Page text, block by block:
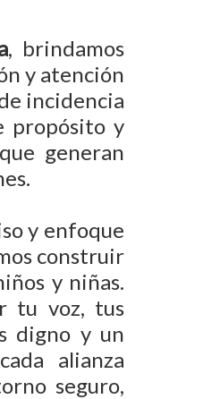
, brindamos
y atención
incidencia
propósito y
generan
y enfoque
construir
y niñas.
tu voz, tus
digno y un
alianza
seguro,